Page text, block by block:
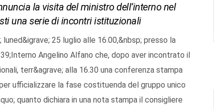
la visita del ministro dell’interno nel
una serie di incontri istituzionali
25 luglio alle 16.00,&nbsp; presso la
Angelino Alfano che, dopo aver incontrato il
terr&agrave; alla 16.30 una conferenza stampa
ufficializzare la fase costituenda del gruppo unico
quanto dichiara in una nota stampa il consigliere